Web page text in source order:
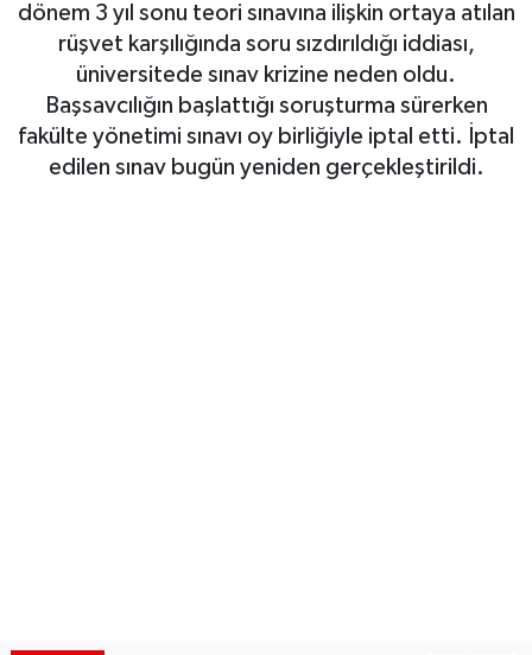
dönem 3 yıl sonu teori sınavına ilişkin ortaya atılan
rüşvet karşılığında soru sızdırıldığı iddiası,
üniversitede sınav krizine neden oldu.
Başsavcılığın başlattığı soruşturma sürerken
fakülte yönetimi sınavı oy birliğiyle iptal etti. İptal
edilen sınav bugün yeniden gerçekleştirildi.
Resmi İlanlar
Sağlık
Siyaset